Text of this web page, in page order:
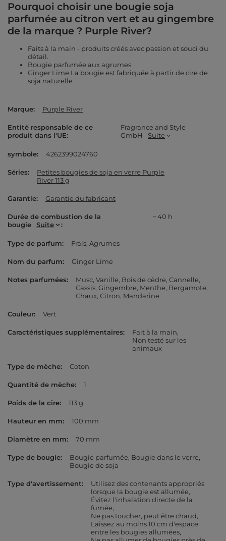
Pourquoi choisir une bougie soja
parfumée au citron vert et au gingembre
de la marque ? Purple River?
Faits à la main - produits créés avec passion et souci du
détail.
Bougie parfumée aux agrumes
Ginger Lime La bougie est fabriquée à partir de cire de
soja naturelle
Marque Purple River
Entité responsable de ce
produit dans l'UE
Fragrance and Style
GmbH
Suite
symbole 4262399024760
Séries
Petites bougies de soja en verre Purple
River 113 g
Garantie Garantie du fabricant
Durée de combustion de la
bougie
Suite
~ 40 h
Type de parfum Frais Agrumes
Nom du parfum Ginger Lime
Notes parfumées Musc Vanille Bois de cèdre Cannelle
Cassis Gingembre Menthe Bergamote
Chaux Citron Mandarine
Couleur Vert
Caractéristiques supplémentaires
Fait à la main
Non testé sur les
animaux
Type de mèche Coton
Quantité de mèche 1
Poids de la cire 113 g
Hauteur en mm 100 mm
Diamètre en mm 70 mm
Type de bougie Bougie parfumée Bougie dans le verre
Bougie de soja
Type d'avertissement
Utilisez des contenants appropriés
lorsque la bougie est allumée
Évitez l'inhalation directe de la
fumée
Ne pas toucher, peut être chaud
Laissez au moins 10 cm d'espace
entre les bougies allumées